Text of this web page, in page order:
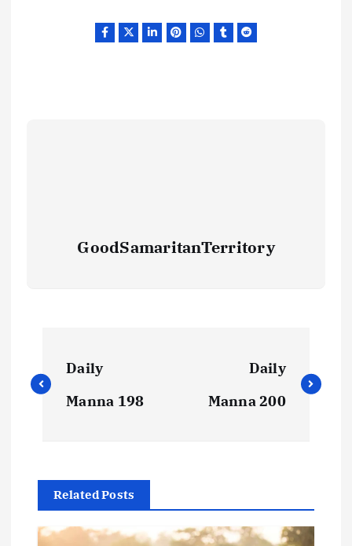
GoodSamaritanTerritory
Daily
Manna 198
Daily
Manna 200
Related Posts